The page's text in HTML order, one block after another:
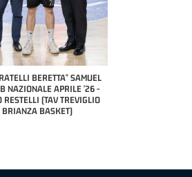
BERETTA" SAMUEL
NAZIONALE APRILE '26 -
RESTELLI (TAV TREVIGLIO
BRIANZA BASKET)